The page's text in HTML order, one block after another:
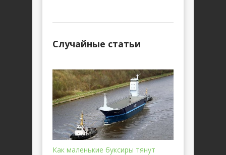
Случайные статьи
Как маленькие буксиры тянут